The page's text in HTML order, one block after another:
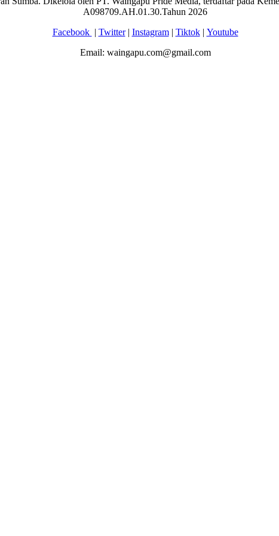
A098709.AH.01.30.Tahun 2026
Facebook | Twitter| Instagram| Tiktok| Youtube
Email: waingapu.com@gmail.com